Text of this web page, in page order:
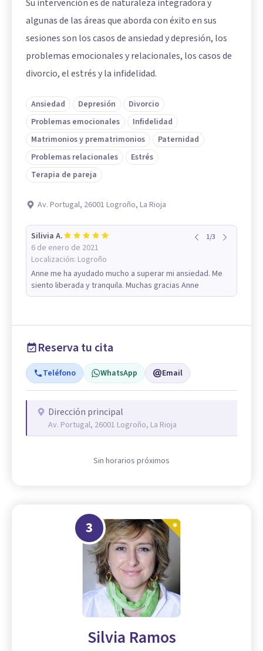
Su intervención es de naturaleza integradora y
algunas de las áreas que aborda con éxito en sus
sesiones son los casos de ansiedad y depresión, los
problemas emocionales y relacionales, los casos de
divorcio, el estrés y la infidelidad.
Ansiedad Depresión
Divorcio
Problemas emocionales
Infidelidad
Matrimonios y prematrimonios
Paternidad
Problemas relacionales
Estrés
Terapia de pareja
Av. Portugal, 26001 Logroño, La Rioja
Silivia A.
6 de enero de 2021
Localización: Logroño
1/3
Anne me ha ayudado mucho a superar mi ansiedad. Me
siento liberada y tranquila. Muchas gracias Anne
Reserva tu cita
Teléfono WhatsApp Email
Dirección principal
Av. Portugal, 26001 Logroño, La Rioja
Sin horarios próximos
3
Silvia Ramos